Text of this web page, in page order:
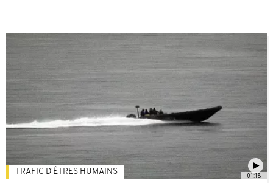
01:18
TRAFIC D'ÊTRES HUMAINS